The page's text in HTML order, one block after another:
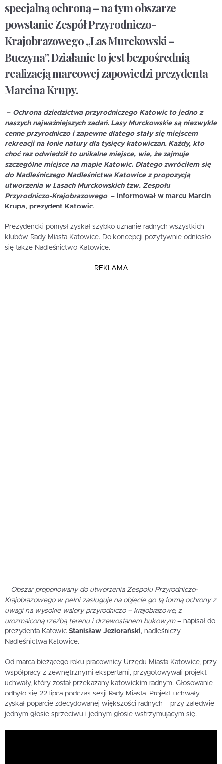
specjalną ochroną – na tym obszarze
powstanie Zespół Przyrodniczo-
Krajobrazowego „Las Murckowski –
Buczyna”. Działanie to jest bezpośrednią
realizacją marcowej zapowiedzi prezydenta
Marcina Krupy.
– Ochrona dziedzictwa przyrodniczego Katowic to jedno z
naszych najważniejszych zadań. Lasy Murckowskie są niezwykle
cenne przyrodniczo i zapewne dlatego stały się miejscem
rekreacji na łonie natury dla tysięcy katowiczan. Każdy, kto
choć raz odwiedził to unikalne miejsce, wie, że zajmuje
szczególne miejsce na mapie Katowic. Dlatego zwróciłem się
do Nadleśniczego Nadleśnictwa Katowice z propozycją
utworzenia w Lasach Murckowskich tzw. Zespołu
Przyrodniczo-Krajobrazowego– informował w marcu Marcin
Krupa, prezydent Katowic.
Prezydencki pomysł zyskał szybko uznanie radnych wszystkich
klubów Rady Miasta Katowice. Do koncepcji pozytywnie odniosło
się także Nadleśnictwo Katowice.
REKLAMA
– Obszar proponowany do utworzenia Zespołu Przyrodniczo-
Krajobrazowego w pełni zasługuje na objęcie go tą formą ochrony z
uwagi na wysokie walory przyrodniczo – krajobrazowe, z
urozmaiconą rzeźbą terenu i drzewostanem bukowym– napisał do
prezydenta Katowic Stanisław Jeziorański, nadleśniczy
Nadleśnictwa Katowice.
Od marca bieżącego roku pracownicy Urzędu Miasta Katowice, przy
współpracy z zewnętrznymi ekspertami, przygotowywali projekt
uchwały, który został przekazany katowickim radnym. Głosowanie
odbyło się 22 lipca podczas sesji Rady Miasta. Projekt uchwały
zyskał poparcie zdecydowanej większości radnych – przy zaledwie
jednym głosie sprzeciwu i jednym głosie wstrzymującym się.